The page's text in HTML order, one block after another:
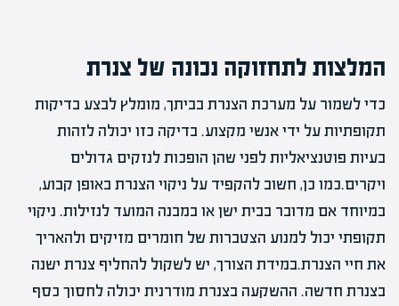
המלצות לתחזוקה נכונה של צנרת
כדי לשמור על מערכת הצנרת בביתך, מומלץ לבצע בדיקות
תקופתיות על ידי אנשי מקצוע. בדיקה כזו יכולה לזהות
בעיות פוטנציאליות לפני שהן הופכות לנזקים גדולים
ויקרים.כמו כן, חשוב להקפיד על ניקוי הצנרת באופן קבוע,
במיוחד אם מדובר בבית ישן או במבנה המועד לנזילות. ניקוי
תקופתי יכול למנוע הצטברות של חומרים מזיקים ולהאריך
את חיי הצנרת.במידת הצורך, יש לשקול להחליף צנרת ישנה
בצנרת חדשה. ההשקעה בצנרת מודרנית יכולה לחסוך כסף